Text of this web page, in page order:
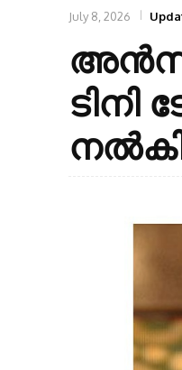
July 8, 2026